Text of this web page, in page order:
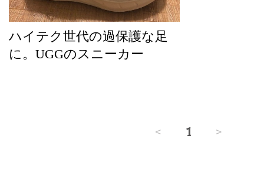
ハイテク世代の過保護な足
に。UGGのスニーカー
< 1 >